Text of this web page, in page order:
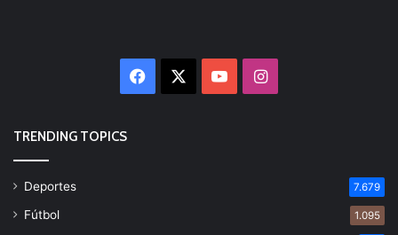
Facebook YouTubeInstagram
TRENDING TOPICS
Deportes 7.679
Fútbol 1.095